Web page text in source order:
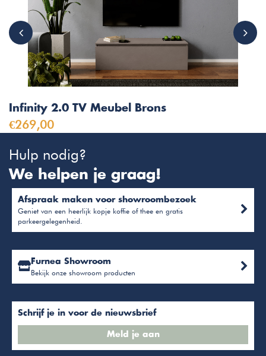
Infinity 2.0 TV Meubel Brons
€269,00
Hulp nodig?
We helpen je graag!
Afspraak maken voor showroombezoek
Geniet van een heerlijk kopje koffie of thee en gratis
parkeergelegenheid.
Furnea Showroom
Bekijk onze showroom producten
Schrijf je in voor de nieuwsbrief
Meld je aan